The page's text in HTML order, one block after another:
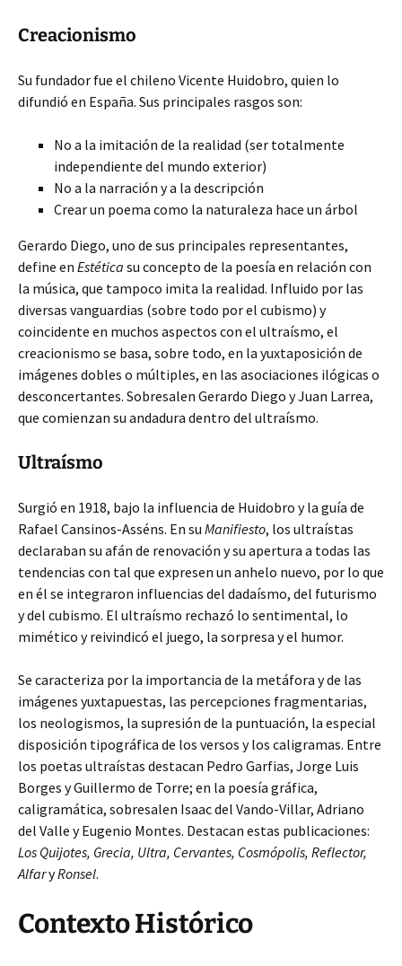
Creacionismo
Su fundador fue el chileno Vicente Huidobro, quien lo
difundió en España. Sus principales rasgos son:
No a la imitación de la realidad (ser totalmente
independiente del mundo exterior)
No a la narración y a la descripción
Crear un poema como la naturaleza hace un árbol
Gerardo Diego, uno de sus principales representantes,
define en Estética su concepto de la poesía en relación con
la música, que tampoco imita la realidad. Influido por las
diversas vanguardias (sobre todo por el cubismo) y
coincidente en muchos aspectos con el ultraísmo, el
creacionismo se basa, sobre todo, en la yuxtaposición de
imágenes dobles o múltiples, en las asociaciones ilógicas o
desconcertantes. Sobresalen Gerardo Diego y Juan Larrea,
que comienzan su andadura dentro del ultraísmo.
Ultraísmo
Surgió en 1918, bajo la influencia de Huidobro y la guía de
Rafael Cansinos-Asséns. En su Manifiesto, los ultraístas
declaraban su afán de renovación y su apertura a todas las
tendencias con tal que expresen un anhelo nuevo, por lo que
en él se integraron influencias del dadaísmo, del futurismo
y del cubismo. El ultraísmo rechazó lo sentimental, lo
mimético y reivindicó el juego, la sorpresa y el humor.
Se caracteriza por la importancia de la metáfora y de las
imágenes yuxtapuestas, las percepciones fragmentarias,
los neologismos, la supresión de la puntuación, la especial
disposición tipográfica de los versos y los caligramas. Entre
los poetas ultraístas destacan Pedro Garfias, Jorge Luis
Borges y Guillermo de Torre; en la poesía gráfica,
caligramática, sobresalen Isaac del Vando-Villar, Adriano
del Valle y Eugenio Montes. Destacan estas publicaciones:
Los Quijotes, Grecia, Ultra, Cervantes, Cosmópolis, Reflector,
AlfaryRonsel.
Contexto Histórico